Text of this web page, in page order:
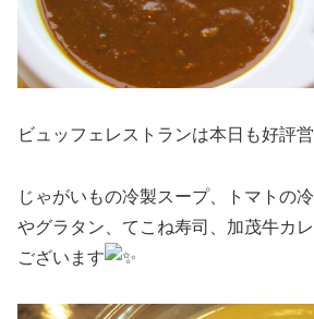
ビュッフェレストランは本日も好評
じゃがいもの冷製スープ、トマトの
やグラタン、てこね寿司、加茂牛カ
ございます